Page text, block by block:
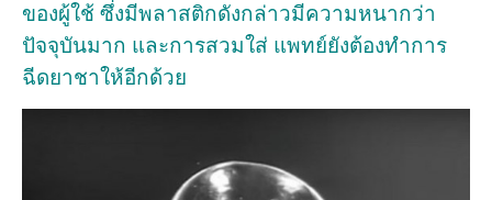
ของผู้ใช้ ซึ่งมีพลาสติกดังกล่าวมีความหนากว่า
ปัจจุบันมาก และการสวมใส่ แพทย์ยังต้องทำการ
ฉีดยาชาให้อีกด้วย